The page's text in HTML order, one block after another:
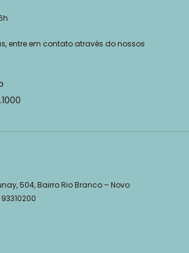
entre em contato através do nossos
504, Bairro Rio Branco – Novo